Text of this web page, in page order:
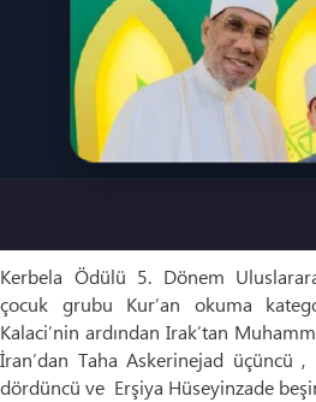
Kerbela Ödülü 5. Dönem
çocuk grubu Kur’an okuma
Kalaci’nin ardından Irak’tan
İran’dan Taha Askerinejad üçüncü ,
dördüncü ve Erşiya Hüseyinzade